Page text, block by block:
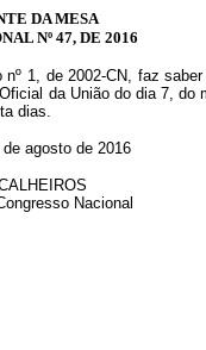
DA MESA
Nº 47, DE 2016
1, de 2002-CN, faz
da União do dia 7,
dias.
agosto de 2016
Nacional